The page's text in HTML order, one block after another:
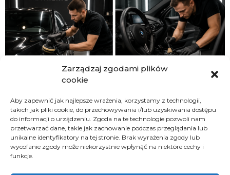
Zarządzaj zgodami plików
cookie
Aby zapewnić jak najlepsze wrażenia, korzystamy z technologii,
takich jak pliki cookie, do przechowywania i/lub uzyskiwania dostępu
do informacji o urządzeniu. Zgoda na te technologie pozwoli nam
przetwarzać dane, takie jak zachowanie podczas przeglądania lub
unikalne identyfikatory na tej stronie. Brak wyrażenia zgody lub
wycofanie zgody może niekorzystnie wpłynąć na niektóre cechy i
funkcje.